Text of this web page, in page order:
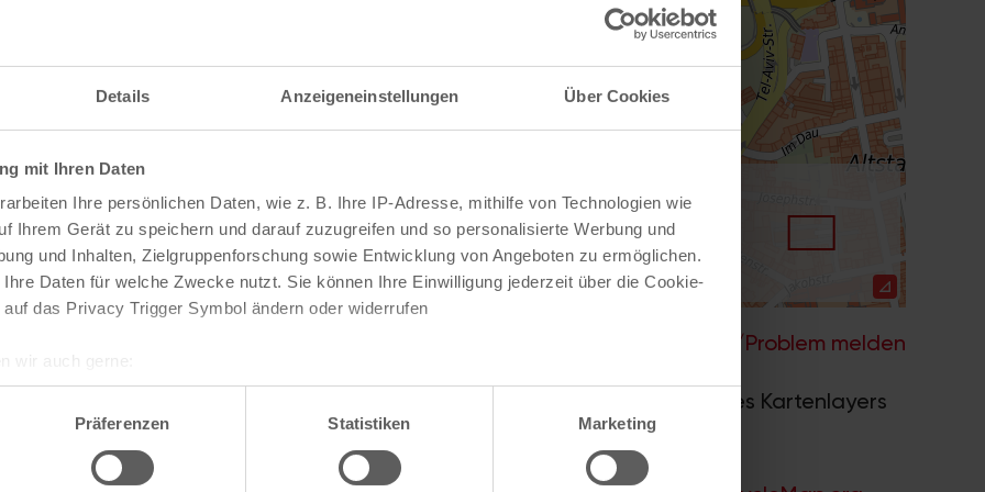
Details Anzeigeneinstellungen Über Cookies
mit Ihren Daten
Ihre persönlichen Daten, wie z. B. Ihre IP-Adresse, mithilfe von Technologien wie
Ihrem Gerät zu speichern und darauf zuzugreifen und so personalisierte Werbung und
und Inhalten, Zielgruppenforschung sowie Entwicklung von Angeboten zu ermöglichen.
Daten für welche Zwecke nutzt. Sie können Ihre Einwilligung jederzeit über die Cookie-
das Privacy Trigger Symbol ändern oder widerrufen
geografische Lage erfassen, welche bis auf einige Meter genau sein können
Scannen nach bestimmten Merkmalen (Fingerprinting) identifizieren
Ihre persönlichen Daten verarbeitet werden, und legen Sie Ihre Präferenzen imAbschnitt
Präferenzen Statistiken Marketing
Fehler/Problem melden
Darstellung des RVR-Kartenwerks
. Bei Auswahl des Kartenlayers
mit vielen weiteren Details wie z.B. Hausnummern.